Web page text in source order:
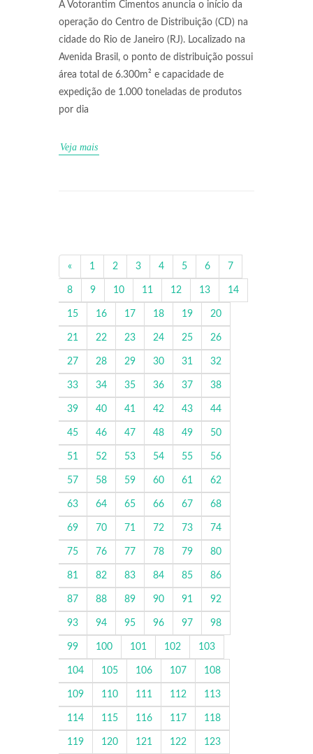
A Votorantim Cimentos anuncia o início da
operação do Centro de Distribuição (CD) na
cidade do Rio de Janeiro (RJ). Localizado na
Avenida Brasil, o ponto de distribuição possui
área total de 6.300m² e capacidade de
expedição de 1.000 toneladas de produtos
por dia
Veja mais
« 1 2 3 4 5 6 7
8 9 10 11 12 13 14
15 16 17 18 19 20
21 22 23 24 25 26
27 28 29 30 31 32
33 34 35 36 37 38
39 40 41 42 43 44
45 46 47 48 49 50
51 52 53 54 55 56
57 58 59 60 61 62
63 64 65 66 67 68
69 70 71 72 73 74
75 76 77 78 79 80
81 82 83 84 85 86
87 88 89 90 91 92
93 94 95 96 97 98
99 100 101 102 103
104 105 106 107 108
109 110 111 112 113
114 115 116 117 118
119 120 121 122 123